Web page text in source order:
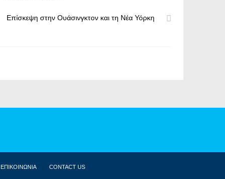
Επίσκεψη στην Ουάσινγκτον και τη Νέα Υόρκη
ΕΠΙΚΟΙΝΩΝΙΑ CONTACT US